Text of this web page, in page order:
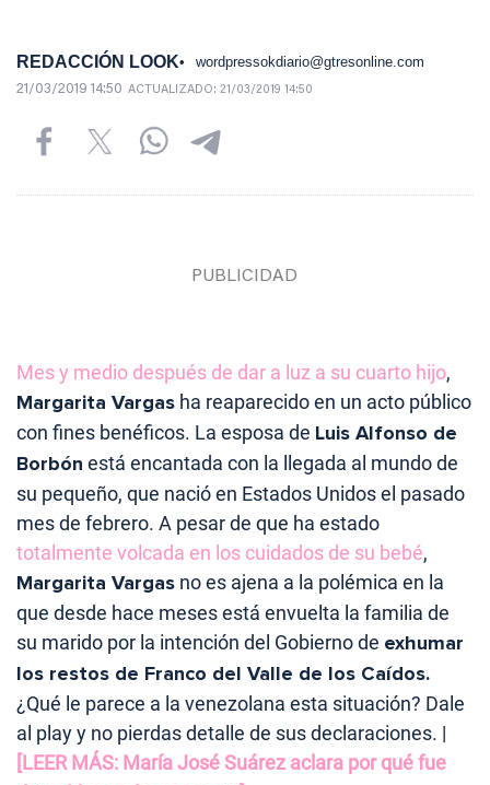
REDACCIÓN LOOK wordpressokdiario@gtresonline.com
21/03/2019 14:50 ACTUALIZADO: 21/03/2019 14:50
Mes y medio después de dar a luz a su cuarto hijo,
Margarita Vargas ha reaparecido en un acto público
con fines benéficos. La esposa de Luis Alfonso de
Borbón está encantada con la llegada al mundo de
su pequeño, que nació en Estados Unidos el pasado
mes de febrero. A pesar de que ha estado
totalmente volcada en los cuidados de su bebé,
Margarita Vargas no es ajena a la polémica en la
que desde hace meses está envuelta la familia de
su marido por la intención del Gobierno de exhumar
los restos de Franco del Valle de los Caídos.
¿Qué le parece a la venezolana esta situación? Dale
al play y no pierdas detalle de sus declaraciones. |
[LEER MÁS: María José Suárez aclara por qué fue